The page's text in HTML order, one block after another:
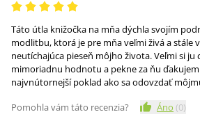
Táto útla knižočka na mňa dýchla svojím
modlitbu, ktorá je pre mňa veľmi živá a stále
neutíchajúca pieseň môjho života. Veľmi si ju
mimoriadnu hodnotu a pekne za ňu
najvnútornejší poklad ako sa odovzdať
Pomohla vám táto recenzia?
Áno (0)